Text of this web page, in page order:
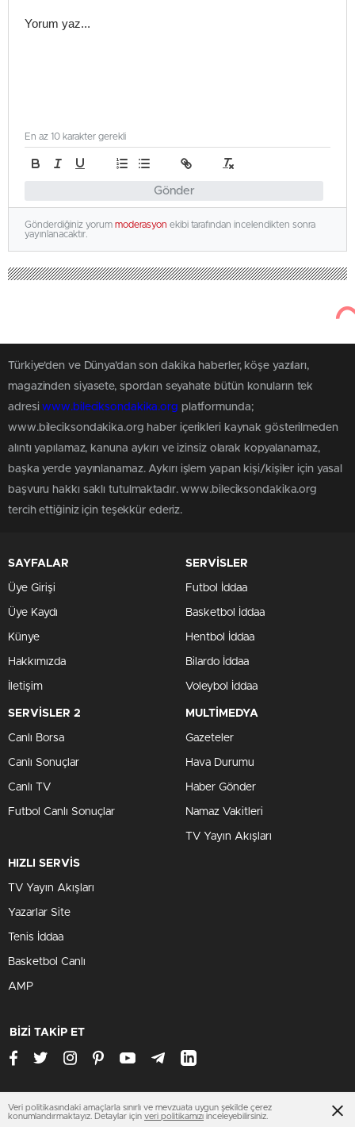
Gönder
En az 10 karakter gerekli
Gönderdiğiniz yorum moderasyon ekibi tarafından incelendikten sonra
yayınlanacaktır.
Türkiye'den ve Dünya’dan son dakika haberler, köşe yazıları,
magazinden siyasete, spordan seyahate bütün konuların tek
adresiwww.bileciksondakika.org platformunda;
www.bileciksondakika.org haber içerikleri kaynak gösterilmeden
alıntı yapılamaz, kanuna aykırı ve izinsiz olarak kopyalanamaz,
başka yerde yayınlanamaz. Aykırı işlem yapan kişi/kişiler için yasal
başvuru hakkı saklı tutulmaktadır. www.bileciksondakika.org
tercih ettiğiniz için teşekkür ederiz.
SAYFALAR
Üye Girişi
Üye Kaydı
Künye
Hakkımızda
İletişim
SERVİSLER
Futbol İddaa
Basketbol İddaa
Hentbol İddaa
Bilardo İddaa
Voleybol İddaa
SERVİSLER 2
Canlı Borsa
Canlı Sonuçlar
Canlı TV
Futbol Canlı Sonuçlar
MULTİMEDYA
Gazeteler
Hava Durumu
Haber Gönder
Namaz Vakitleri
TV Yayın Akışları
HIZLI SERVİS
TV Yayın Akışları
Yazarlar Site
Tenis İddaa
Basketbol Canlı
AMP
BİZİ TAKİP ET
www.bileciksondakika.org
Veri politikasındaki amaçlarla sınırlı ve mevzuata uygun şekilde çerez
konumlandırmaktayız. Detaylar için veri politikamızı inceleyebilirsiniz.